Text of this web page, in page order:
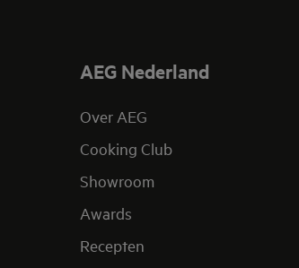
AEG Nederland
Over AEG
Cooking Club
Showroom
Awards
Recepten